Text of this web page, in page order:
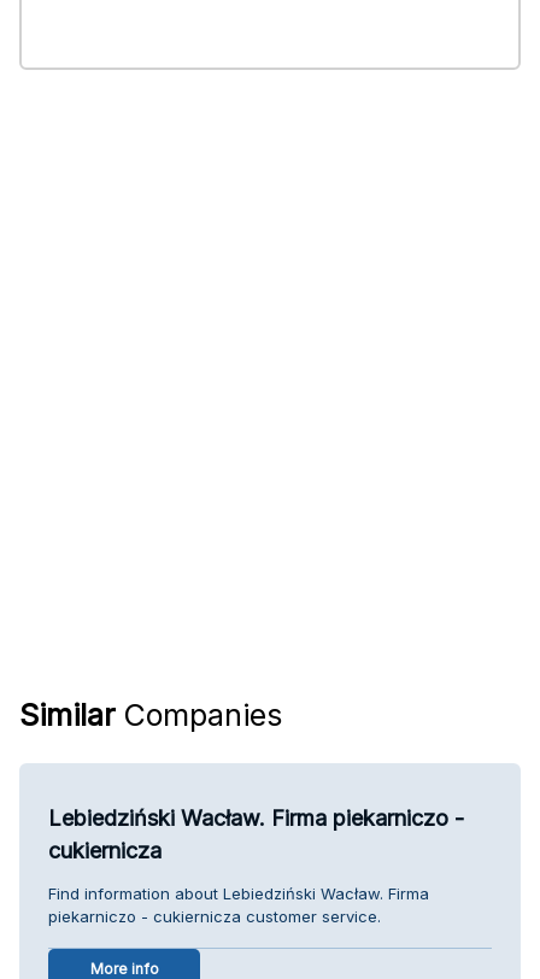
Similar Companies
Lebiedziński Wacław. Firma piekarniczo -
cukiernicza
Find information about Lebiedziński Wacław. Firma
piekarniczo - cukiernicza customer service.
More info